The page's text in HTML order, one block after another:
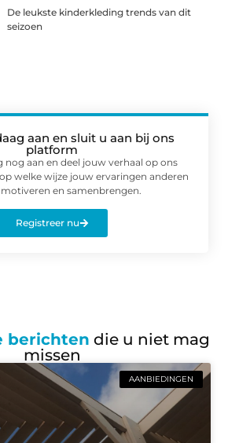
De leukste kinderkleding trends van dit
seizoen
aan en sluit u aan bij ons
platform
nog aan en deel jouw verhaal op ons
welke wijze jouw ervaringen anderen
en samenbrengen.
Registreer nu
berichten die u niet mag
missen
AANBIEDINGEN